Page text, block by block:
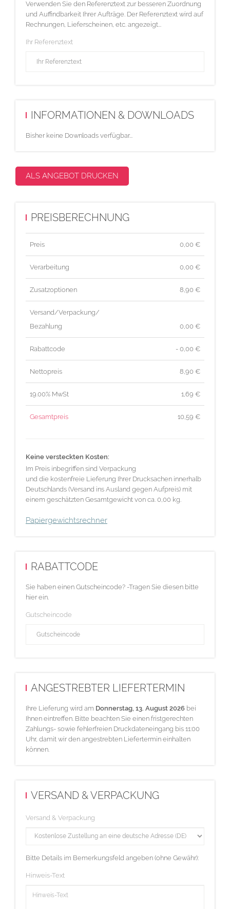
Verwenden Sie den Referenztext zur besseren Zuordnung
und Auffindbarkeit Ihrer Aufträge. Der Referenztext wird auf
Rechnungen, Lieferscheinen, etc. angezeigt...
Ihr Referenztext
INFORMATIONEN & DOWNLOADS
Bisher keine Downloads verfügbar...
ALS ANGEBOT DRUCKEN
PREISBERECHNUNG
Preis 0,00 €
Verarbeitung 0,00 €
Zusatzoptionen 8,90 €
Versand/Verpackung/
Bezahlung
0,00 €
Rabattcode - 0,00 €
Nettopreis 8,90 €
19.00% MwSt 1,69 €
Gesamtpreis 10,59 €
Keine versteckten Kosten:
Im Preis inbegriffen sind Verpackung
und die kostenfreie Lieferung Ihrer Drucksachen innerhalb
Deutschlands (Versand ins Ausland gegen Aufpreis) mit
einem geschätzten Gesamtgewicht von ca. 0,00 kg.
Papiergewichtsrechner
RABATTCODE
Sie haben einen Gutscheincode? -Tragen Sie diesen bitte
hier ein.
Gutscheincode
ANGESTREBTER LIEFERTERMIN
Ihre Lieferung wird am Donnerstag, 13. August 2026 bei
Ihnen eintreffen. Bitte beachten Sie einen fristgerechten
Zahlungs- sowie fehlerfreien Druckdateneingang bis 11:00
Uhr, damit wir den angestrebten Liefertermin einhalten
können.
VERSAND & VERPACKUNG
Versand & Verpackung
Bitte Details im Bemerkungsfeld angeben (ohne Gewähr):
Hinweis-Text